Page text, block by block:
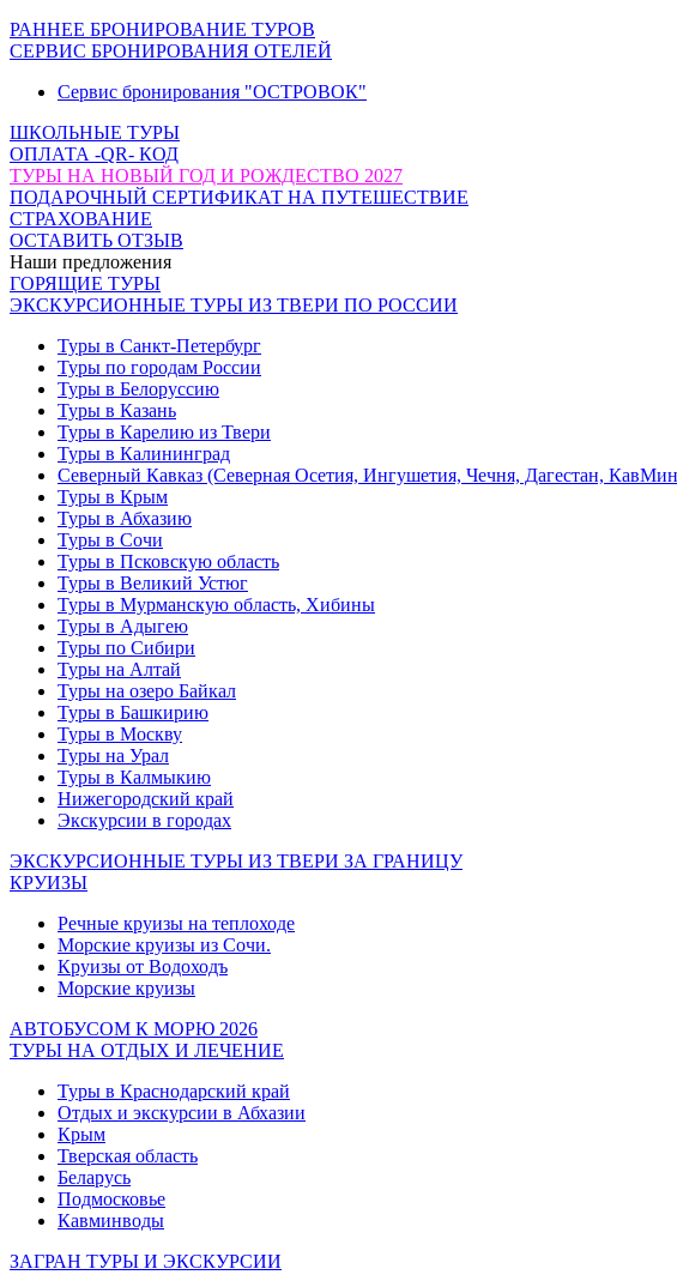
РАННЕЕ БРОНИРОВАНИЕ ТУРОВ
СЕРВИС БРОНИРОВАНИЯ ОТЕЛЕЙ
Сервис бронирования "ОСТРОВОК"
ШКОЛЬНЫЕ ТУРЫ
ОПЛАТА -QR- КОД
ТУРЫ НА НОВЫЙ ГОД И РОЖДЕСТВО 2027
ПОДАРОЧНЫЙ СЕРТИФИКАТ НА ПУТЕШЕСТВИЕ
СТРАХОВАНИЕ
ОСТАВИТЬ ОТЗЫВ
Наши предложения
ГОРЯЩИЕ ТУРЫ
ЭКСКУРСИОННЫЕ ТУРЫ ИЗ ТВЕРИ ПО РОССИИ
Туры в Санкт-Петербург
Туры по городам России
Туры в Белоруссию
Туры в Казань
Туры в Карелию из Твери
Туры в Калининград
Северный Кавказ (Северная Осетия, Ингушетия, Чечня, Дагестан,
Туры в Крым
Туры в Абхазию
Туры в Сочи
Туры в Псковскую область
Туры в Великий Устюг
Туры в Мурманскую область, Хибины
Туры в Адыгею
Туры по Сибири
Туры на Алтай
Туры на озеро Байкал
Туры в Башкирию
Туры в Москву
Туры на Урал
Туры в Калмыкию
Нижегородский край
Экскурсии в городах
ЭКСКУРСИОННЫЕ ТУРЫ ИЗ ТВЕРИ ЗА ГРАНИЦУ
КРУИЗЫ
Речные круизы на теплоходе
Морские круизы из Сочи.
Круизы от Водоходъ
Морские круизы
АВТОБУСОМ К МОРЮ 2026
ТУРЫ НА ОТДЫХ И ЛЕЧЕНИЕ
Туры в Краснодарский край
Отдых и экскурсии в Абхазии
Крым
Тверская область
Беларусь
Подмосковье
Кавминводы
ЗАГРАН ТУРЫ И ЭКСКУРСИИ